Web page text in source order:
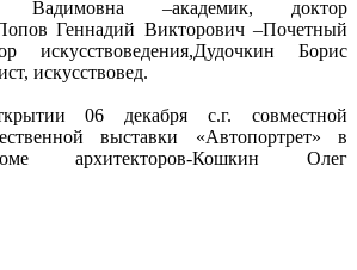
–академик, доктор
Геннадий Викторович –Почетный
Борис
искусствовед.
06 декабря с.г. совместной
выставки «Автопортрет» в
архитекторов-Кошкин Олег